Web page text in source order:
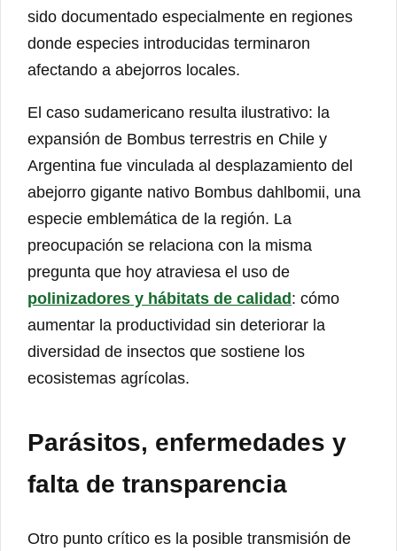
sido documentado especialmente en regiones
donde especies introducidas terminaron
afectando a abejorros locales.
El caso sudamericano resulta ilustrativo: la
expansión de Bombus terrestris en Chile y
Argentina fue vinculada al desplazamiento del
abejorro gigante nativo Bombus dahlbomii, una
especie emblemática de la región. La
preocupación se relaciona con la misma
pregunta que hoy atraviesa el uso de
polinizadores y hábitats de calidad: cómo
aumentar la productividad sin deteriorar la
diversidad de insectos que sostiene los
ecosistemas agrícolas.
Parásitos, enfermedades y
falta de transparencia
Otro punto crítico es la posible transmisión de